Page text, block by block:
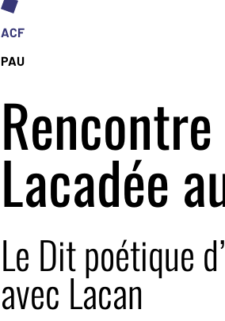
ACF
PAU
Lacadée
Le Dit poétique
avec Lacan